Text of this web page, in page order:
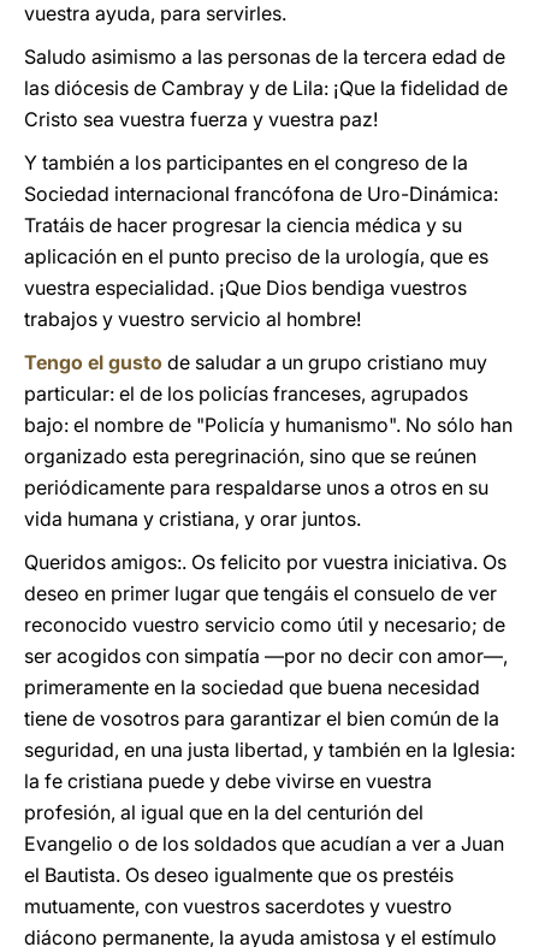
vuestra ayuda, para servirles.
Saludo asimismo a las personas de la tercera edad de
las diócesis de Cambray y de Lila: ¡Que la fidelidad de
Cristo sea vuestra fuerza y vuestra paz!
Y también a los participantes en el congreso de la
Sociedad internacional francófona de Uro-Dinámica:
Tratáis de hacer progresar la ciencia médica y su
aplicación en el punto preciso de la urología, que es
vuestra especialidad. ¡Que Dios bendiga vuestros
trabajos y vuestro servicio al hombre!
Tengo el gusto de saludar a un grupo cristiano muy
particular: el de los policías franceses, agrupados
bajo: el nombre de "Policía y humanismo". No sólo han
organizado esta peregrinación, sino que se reúnen
periódicamente para respaldarse unos a otros en su
vida humana y cristiana, y orar juntos.
Queridos amigos:. Os felicito por vuestra iniciativa. Os
deseo en primer lugar que tengáis el consuelo de ver
reconocido vuestro servicio como útil y necesario; de
ser acogidos con simpatía —por no decir con amor—,
primeramente en la sociedad que buena necesidad
tiene de vosotros para garantizar el bien común de la
seguridad, en una justa libertad, y también en la Iglesia:
la fe cristiana puede y debe vivirse en vuestra
profesión, al igual que en la del centurión del
Evangelio o de los soldados que acudían a ver a Juan
el Bautista. Os deseo igualmente que os prestéis
mutuamente, con vuestros sacerdotes y vuestro
diácono permanente, la ayuda amistosa y el estímulo